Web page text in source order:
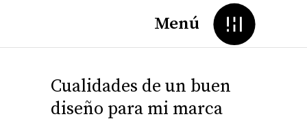
Menú
Cualidades de un buen
diseño para mi marca